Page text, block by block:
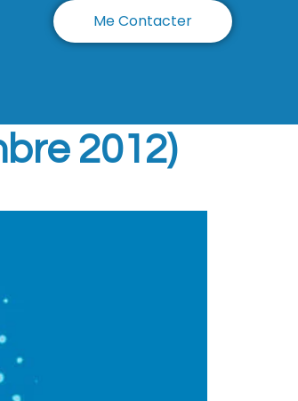
Me Contacter
2012)